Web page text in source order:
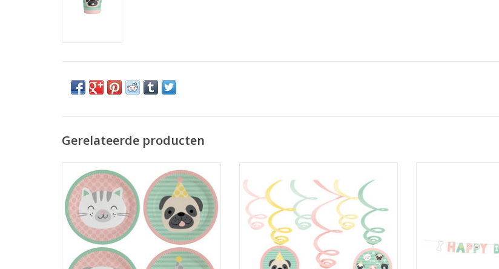
Gerelateerde producten
Amscan hello pets borden 23 cm 8 stuks
TOEVOEGEN AAN WINKELWAGEN
TOEVOEGEN AAN WINKELWAGEN